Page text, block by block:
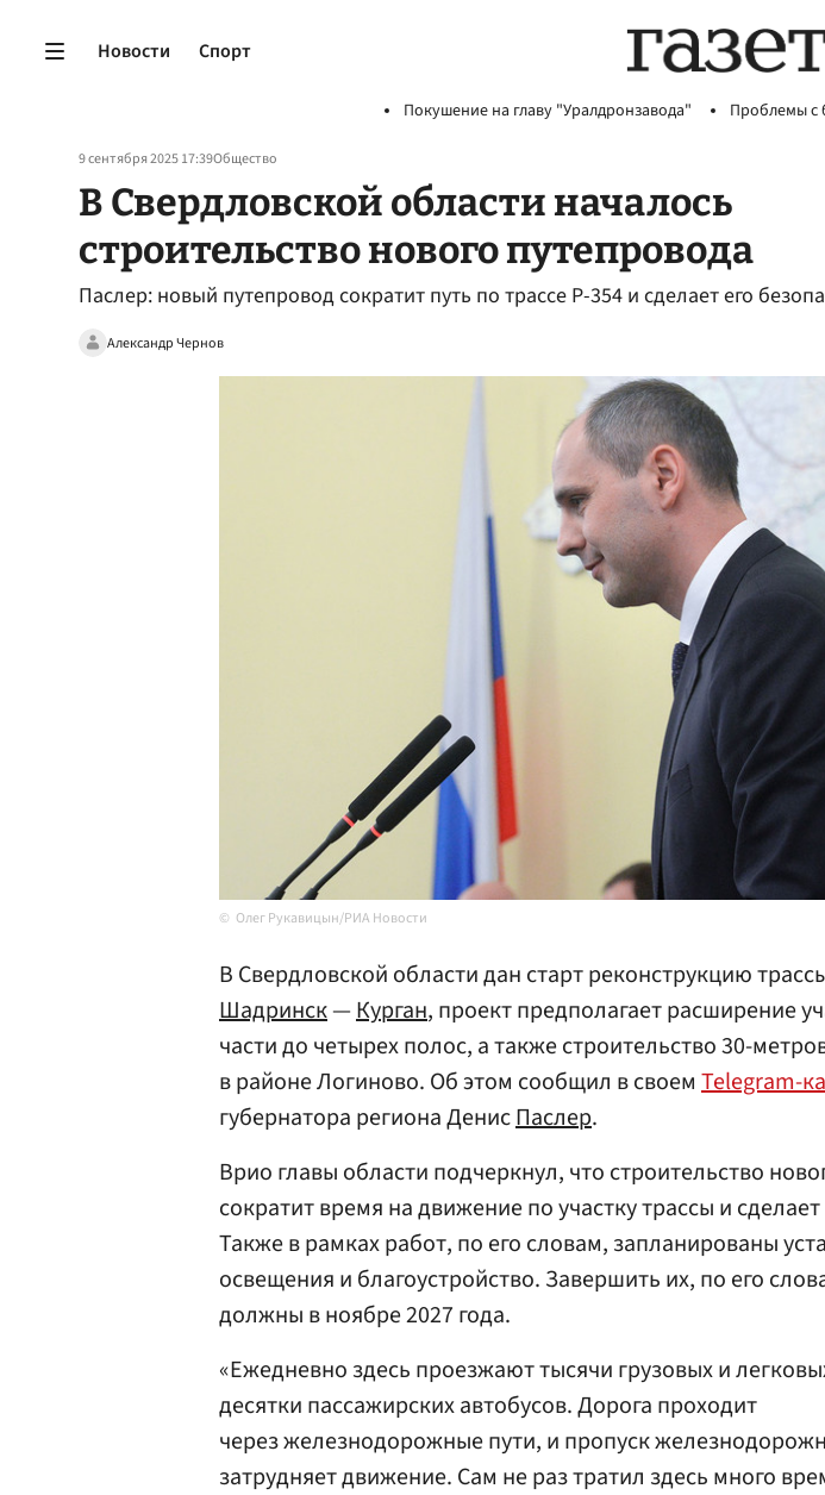
Новости Спорт
Покушение на главу "Уралдронзавода" Проблемы с
9 сентября 2025 17:39Общество
В Свердловской области началось
строительство нового путепровода
Паслер: новый путепровод сократит путь по трассе Р-354 и сделает его
Александр Чернов
Олег Рукавицын/РИА Новости
В Свердловской области дан старт реконструкцию
Шадринск—Курган, проект предполагает расширение
части до четырех полос, а также строительство 30-
в районе Логиново. Об этом сообщил в своем Telegram-
губернатора региона ДенисПаслер.
Врио главы области подчеркнул, что строительство
сократит время на движение по участку трассы и
Также в рамках работ, по его словам, запланированы
освещения и благоустройство. Завершить их, по его
должны в ноябре 2027 года.
«Ежедневно здесь проезжают тысячи грузовых и
десятки пассажирских автобусов. Дорога проходит
через железнодорожные пути, и пропуск
затрудняет движение. Сам не раз тратил здесь много